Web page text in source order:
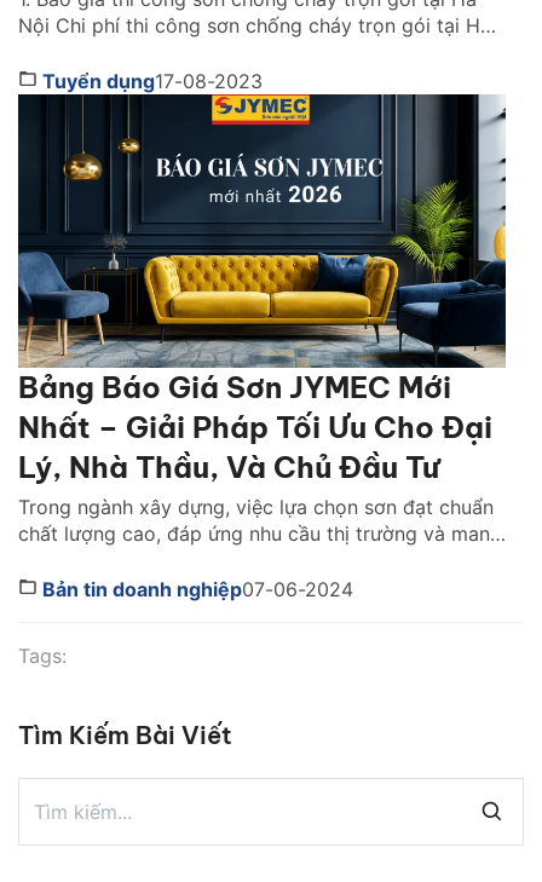
Nội Chi phí thi công sơn chống cháy trọn gói tại Hà
đơn vị thi công có quy mô như thế nào, địa điểm khu
vực ra sao mà sẽ báo […]
Tuyển dụng17-08-2023
Bảng Báo Giá Sơn JYMEC Mới
Nhất – Giải Pháp Tối Ưu Cho Đại
Lý, Nhà Thầu, Và Chủ Đầu Tư
Trong ngành xây dựng, việc lựa chọn sơn đạt chuẩn
chất lượng cao, đáp ứng nhu cầu thị trường và mang
của đại lý phân phối, nhà thầu và chủ đầu tư. Công
Bản tin doanh nghiệp07-06-2024
Tags:
Tìm Kiếm Bài Viết